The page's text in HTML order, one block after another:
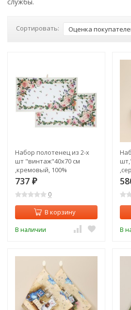
Сортировать: Оценка
Набор полотенец из 2-х
шт "винтаж"40х70 см
,кремовый, 100%
хлопок,твил Lefard (850-
714-61)
737 ₽
0
В корзину
В наличии В